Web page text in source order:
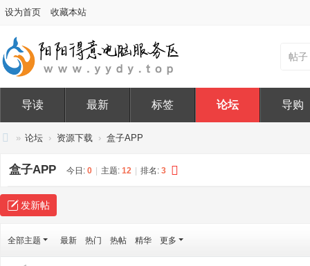
设为首页 收藏本站
帖子
导读 最新 标签 论坛 导购
阳
得
意
电
脑
» 论坛 › 资源下载 › 盒子APP
盒子APP 今日: 0 主题: 12 排名: 3
发新帖
全部主题 最新 热门 热帖 精华 更多